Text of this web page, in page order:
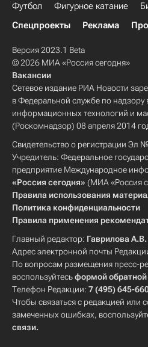
Футбол Фигурное катание
Спецпроекты
Реклама
Версия 2023.1 Beta
© 2026 МИА «Россия сегодня»
Вакансии
Сетевое издание РИА Новости
в Федеральной службе по надзору
информационных технологий и
(Роскомнадзор) 08 апреля 2014
Свидетельство о регистрации
Учредитель: Федеральное
предприятие Международное
«Россия сегодня» (МИА «Россия
Правила использования
Политика конфиденциальности
Правила применения
Главный редактор: Гаврилова А.В.
Адрес электронной почты
По вопросам размещения пресс-
воспользуйтесьформой обратной
Телефон Редакции: 7 (495) 645-
Чтобы связаться с редакцией или
замеченных ошибках,
связи.